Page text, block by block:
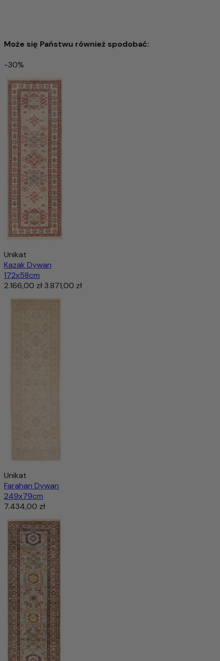
Dywan Zieglera 294x83cm - Dywan orientalny
5.558,00 zł10.923,00 zł
Wyprzedany
Może się Państwu również spodobać:
-30%
Unikat
Kazak Dywan
172x58cm
2.166,00 zł 3.871,00 zł
Unikat
Farahan Dywan
249x79cm
7.434,00 zł